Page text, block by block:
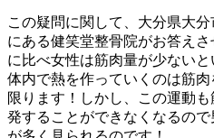
この疑問に関して、大分県大
にある健笑堂整骨院がお答え
に比べ女性は筋肉量が少ない
体内で熱を作っていくのは筋
限ります！しかし、この運動
発することができなくなるので